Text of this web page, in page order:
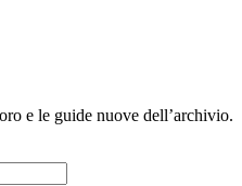
e le guide nuove dell’archivio.